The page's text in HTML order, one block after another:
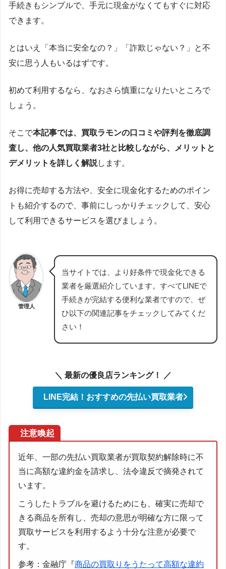
手続きもシンプルで、手元に現金がなくてもすぐに対応
できます。
とはいえ「本当に安全なの？」「詐欺じゃない？」と不
安に思う人もいるはずです。
初めて利用するなら、なおさら慎重になりたいところで
しょう。
そこで本記事では、買取ラモンの口コミや評判を徹底調
査し、他の人気買取業者3社と比較しながら、メリットと
デメリットを詳しく解説します。
お得に売却する方法や、安全に現金化するためのポイン
トも紹介するので、事前にしっかりチェックして、安心
して利用できるサービスを選びましょう。
管理人
当サイトでは、より好条件で現金化できる
業者を厳選紹介しています。すべてLINEで
手続きが完結する便利な業者ですので、ぜ
ひ以下の関連記事をチェックしてみてくだ
さい！
＼ 最新の優良店ランキング！ ／
LINE完結！おすすめの先払い買取業者
注意喚起
近年、一部の先払い買取業者が買取契約解除時に不
当に高額な違約金を請求し、法令違反で摘発されて
います。
こうしたトラブルを避けるためにも、確実に売却で
きる商品を所有し、売却の意思が明確な方に限って
買取サービスを利用するよう十分な注意が必要で
す。
参考：金融庁『商品の買取りをうたって高額な違約